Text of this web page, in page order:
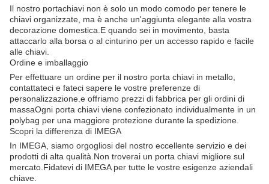
Il nostro portachiavi non è solo un modo comodo per tenere le
chiavi organizzate, ma è anche un'aggiunta elegante alla vostra
decorazione domestica.E quando sei in movimento, basta
attaccarlo alla borsa o al cinturino per un accesso rapido e facile
alle chiavi.
Ordine e imballaggio
Per effettuare un ordine per il nostro porta chiavi in metallo,
contattateci e fateci sapere le vostre preferenze di
personalizzazione.e offriamo prezzi di fabbrica per gli ordini di
massaOgni porta chiavi viene confezionato individualmente in un
polybag per una maggiore protezione durante la spedizione.
Scopri la differenza di IMEGA
In IMEGA, siamo orgogliosi del nostro eccellente servizio e dei
prodotti di alta qualità.Non troverai un porta chiavi migliore sul
mercato.Fidatevi di IMEGA per tutte le vostre esigenze aziendali
chiave.